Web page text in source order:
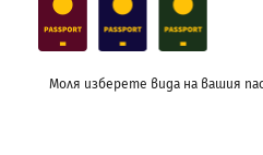
Моля изберете вида на вашия